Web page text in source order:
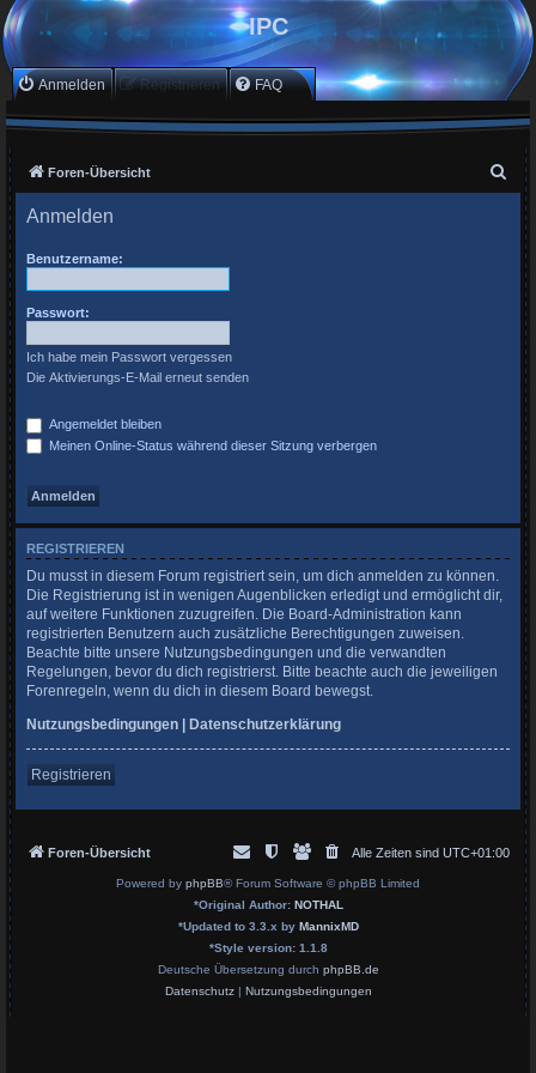
IPC
Anmelden Registrieren FAQ
Foren-Übersicht
Anmelden
Benutzername:
Passwort:
Ich habe mein Passwort vergessen
Die Aktivierungs-E-Mail erneut senden
Angemeldet bleiben
Meinen Online-Status während dieser Sitzung verbergen
REGISTRIEREN
Du musst in diesem Forum registriert sein, um dich anmelden zu können.
Die Registrierung ist in wenigen Augenblicken erledigt und ermöglicht dir,
auf weitere Funktionen zuzugreifen. Die Board-Administration kann
registrierten Benutzern auch zusätzliche Berechtigungen zuweisen.
Beachte bitte unsere Nutzungsbedingungen und die verwandten
Regelungen, bevor du dich registrierst. Bitte beachte auch die jeweiligen
Forenregeln, wenn du dich in diesem Board bewegst.
Nutzungsbedingungen | Datenschutzerklärung
Registrieren
Foren-Übersicht Alle Zeiten sind UTC+01:00
Powered by phpBB® Forum Software © phpBB Limited
*Original Author: NOTHAL
*Updated to 3.3.x by MannixMD
*Style version: 1.1.8
Deutsche Übersetzung durch phpBB.de
Datenschutz| Nutzungsbedingungen